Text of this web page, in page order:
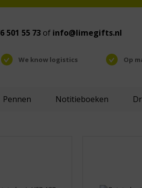
501 55 73of info@limegifts.nl
We know logistics
Op
Pennen Notitieboeken